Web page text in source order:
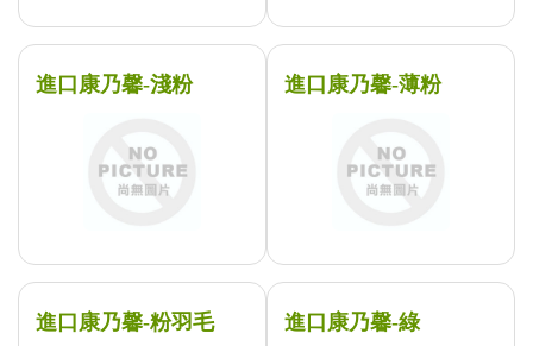
進口康乃馨-淺粉 進口康乃馨-薄粉
進口康乃馨-粉羽毛 進口康乃馨-綠